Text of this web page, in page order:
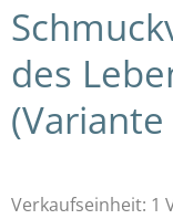
des
(Variante
Verkaufseinheit: 1